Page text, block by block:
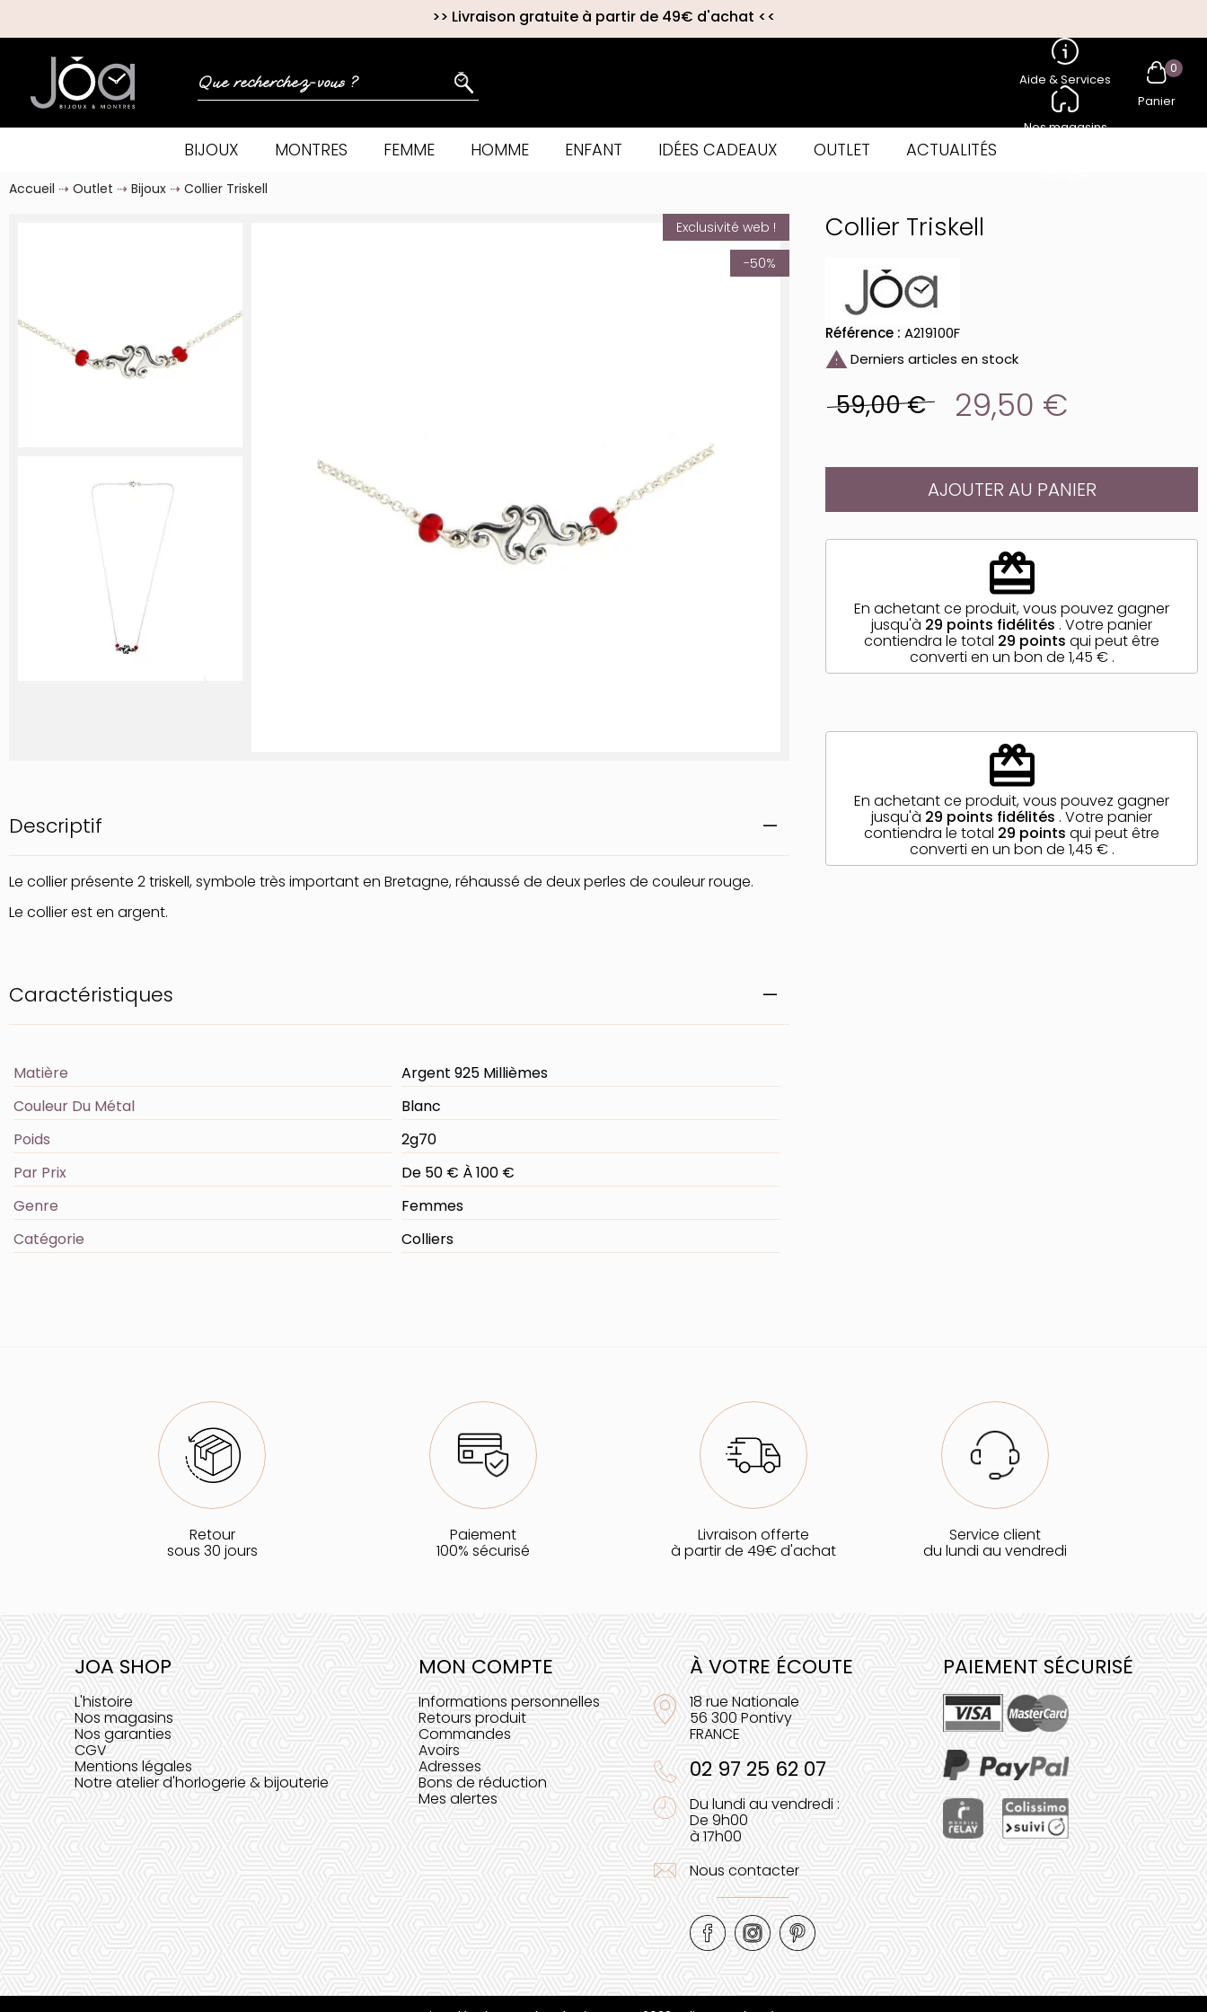
>> Livraison gratuite à partir de 49€ d'achat <<
Aide & Services
Nos magasins
0
Panier
BIJOUX MONTRES FEMME HOMME ENFANT IDÉES CADEAUX OUTLET ACTUALITÉS
Accueil Outlet Bijoux Collier Triskell
Exclusivité web !
-50%
Descriptif
Le collier présente 2 triskell, symbole très important en Bretagne, réhaussé de deux perles de couleur rouge.
Le collier est en argent.
Caractéristiques
Matière
Argent 925 Millièmes
Couleur Du Métal
Blanc
Poids
2g70
Par Prix
De 50 € À 100 €
Genre
Femmes
Catégorie
Colliers
Collier Triskell
Référence : A219100F
 Derniers articles en stock
59,00 € 29,50 €
AJOUTER AU PANIER
redeem
En achetant ce produit, vous pouvez gagner
jusqu'à 29 points fidélités . Votre panier
contiendra le total 29 points qui peut être
converti en un bon de 1,45 €.
redeem
En achetant ce produit, vous pouvez gagner
jusqu'à 29 points fidélités . Votre panier
contiendra le total 29 points qui peut être
converti en un bon de 1,45 €.
Retour
sous 30 jours
Paiement
100% sécurisé
Livraison offerte
à partir de 49€ d'achat
Service client
du lundi au vendredi
JOA SHOP
L'histoire
Nos magasins
Nos garanties
CGV
Mentions légales
Notre atelier d'horlogerie & bijouterie
MON COMPTE
Informations personnelles
Retours produit
Commandes
Avoirs
Adresses
Bons de réduction
Mes alertes
À VOTRE ÉCOUTE
18 rue Nationale
56 300 Pontivy
FRANCE
02 97 25 62 07
Du lundi au vendredi :
De 9h00
à 17h00
Nous contacter
PAIEMENT SÉCURISÉ